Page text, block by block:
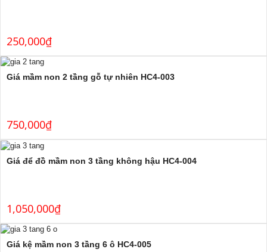
250,000₫
Giá mầm non 2 tầng gỗ tự nhiên HC4-003
750,000₫
Giá để đồ mầm non 3 tầng không hậu HC4-004
1,050,000₫
Giá kệ mầm non 3 tầng 6 ô HC4-005